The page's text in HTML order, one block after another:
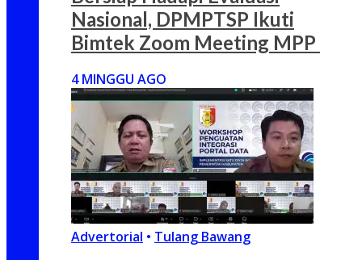
Nasional, DPMPTSP Ikuti
Bimtek Zoom Meeting MPP
4 MINGGU AGO
Advertorial • Tulang Bawang